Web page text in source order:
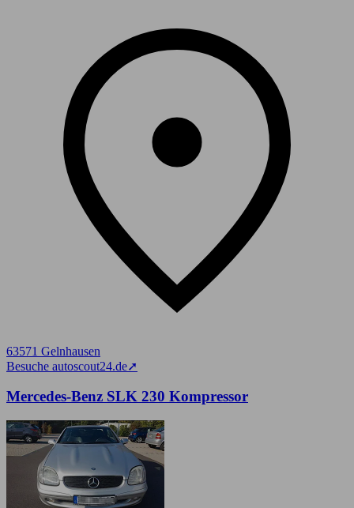
63571 Gelnhausen
Besuche autoscout24.de➚
Mercedes-Benz SLK 230 Kompressor